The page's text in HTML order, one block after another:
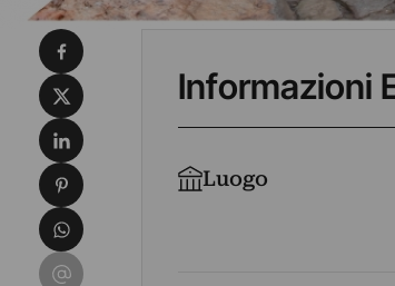
Informazioni
Luogo
Condividi su Facebook
Condividi su X
Condividi su LinkedIn
Condividi su Pinterest
Condividi su WhatsApp
Condividi su Email